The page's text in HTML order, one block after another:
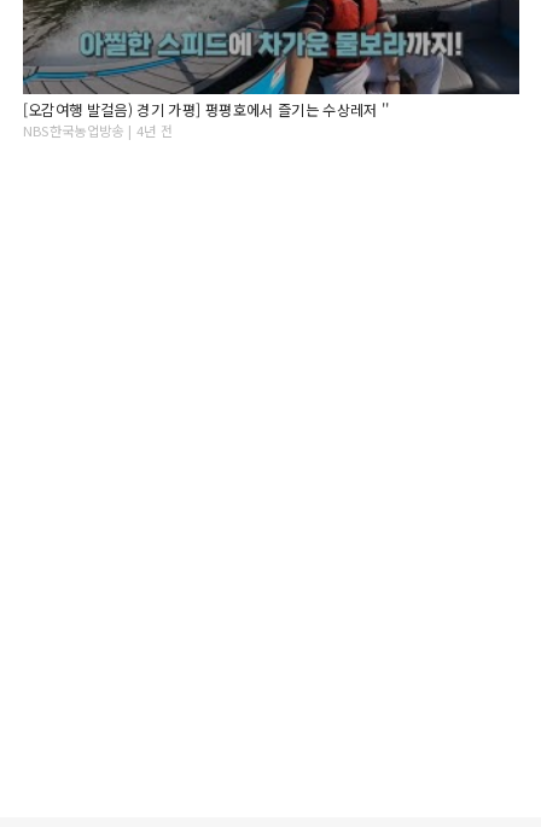
[오감여행 발걸음) 경기 가평] 펑평호에서 즐기는 수상레저 ''
NBS한국농업방송 | 4년 전